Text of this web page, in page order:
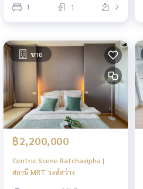
1 1 2
ขาย
฿2,200,000
Centric Scene Ratchavipha |
สถานี MRT วงศ์สว่าง